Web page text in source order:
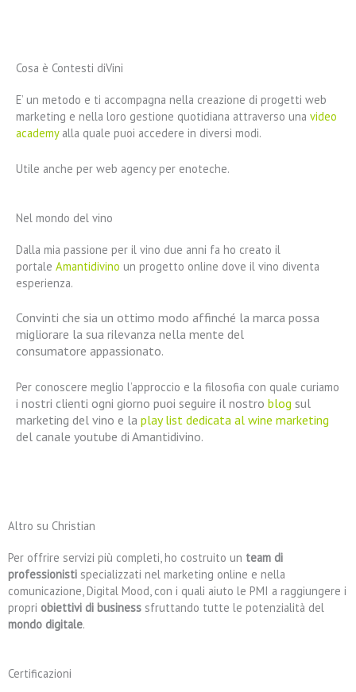
Cosa è Contesti diVini
E’ un metodo e ti accompagna nella creazione di progetti web
marketing e nella loro gestione quotidiana attraverso una video
academyalla quale puoi accedere in diversi modi.
Utile anche per web agency per enoteche.
Nel mondo del vino
Dalla mia passione per il vino due anni fa ho creato il
portale Amantidivino un progetto online dove il vino diventa
esperienza.
Convinti che sia un ottimo modo affinché la marca possa
migliorare la sua rilevanza nella mente del
consumatore appassionato.
Per conoscere meglio l’approccio e la filosofia con quale curiamo
i nostri clienti ogni giorno puoi seguire il nostro blog sul
marketing del vino e la play list dedicata al wine marketing
del canale youtube di Amantidivino.
Altro su Christian
Per offrire servizi più completi, ho costruito un team di
professionisti specializzati nel marketing online e nella
comunicazione, Digital Mood, con i quali aiuto le PMI a raggiungere i
propri obiettivi di business sfruttando tutte le potenzialità del
mondo digitale.
Certificazioni